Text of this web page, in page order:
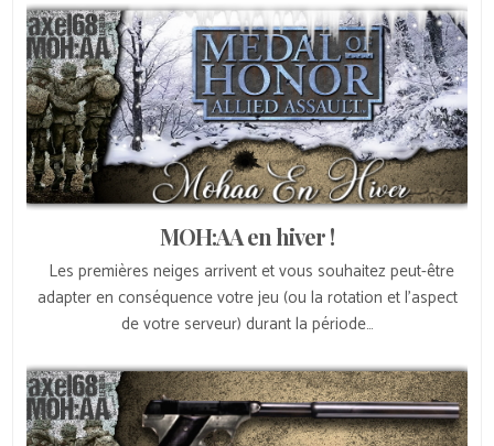
MOH:AA en hiver !
Les premières neiges arrivent et vous souhaitez peut-être
adapter en conséquence votre jeu (ou la rotation et l’aspect
de votre serveur) durant la période…